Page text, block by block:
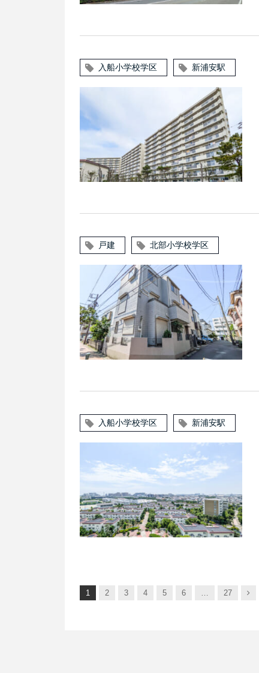
入船小学校学区 新浦安駅
戸建 北部小学校学区
入船小学校学区 新浦安駅
1 2 3 4 5 6 … 27
次